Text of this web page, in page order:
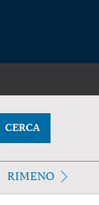
CERCA
RIMENO